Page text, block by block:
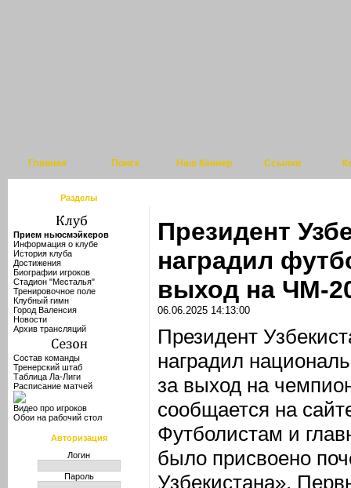
Главная Поиск Наш баннер Ссылки
Разделы
Прием ньюсмэйкеров
Информация о клубе
История клуба
Достижения
Биографии игроков
Стадион "Месталья"
Тренировочное поле
Клубный гимн
Город Валенсия
Новости
Архив трансляций
Состав команды
Тренерский штаб
Таблица Ла-Лиги
Расписание матчей
Видео про игроков
Обои на рабочий стол
Авторизация
Логин
Пароль
Президент
наградил
выход на ЧМ-
06.06.2025 14:13:00
Президент
наградил
за выход на
сообщается на
Футболистам и
было присвоено
Узбекистана».